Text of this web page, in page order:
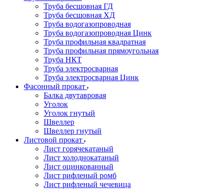
Труба бесшовная ГД
Труба бесшовная ХД
Труба водогазопроводная
Труба водогазопроводная Цинк
Труба профильная квадратная
Труба профильная прямоугольная
Труба НКТ
Труба электросварная
Труба электросварная Цинк
Фасонный прокат
Балка двутавровая
Уголок
Уголок гнутый
Швеллер
Швеллер гнутый
Листовой прокат
Лист горячекатаный
Лист холоднокатаный
Лист оцинкованный
Лист рифленый ромб
Лист рифленый чечевица